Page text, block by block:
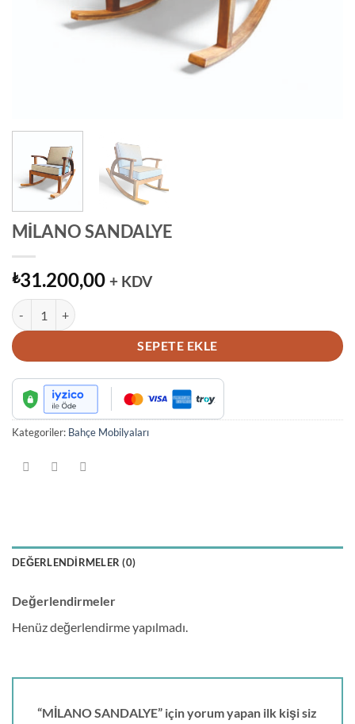
MİLANO SANDALYE
₺31.200,00 + KDV
MİLANO SANDALYE adet
SEPETE EKLE
Kategoriler: Bahçe Mobilyaları
DEĞERLENDIRMELER (0)
Değerlendirmeler
Henüz değerlendirme yapılmadı.
“MİLANO SANDALYE” için yorum yapan ilk kişi siz